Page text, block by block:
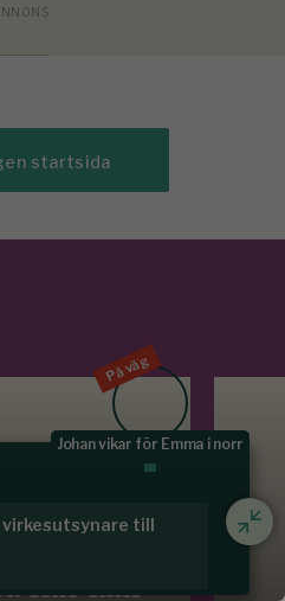
startsida
Hur kan
På väg
Johan vikar för Emma i norr
virkesutsynare till
/